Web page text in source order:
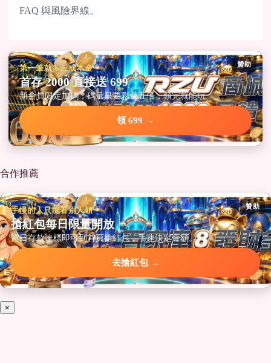
FAQ 與風險界線。
贊助
第一筆就多三成本金
首存 2000 直接送 699
新會員限定加碼，碼量只要彩金五倍，領完就能玩。
領 699 →
合作推薦
贊助
手慢的人只能看別人領
搶紅包每日限量開放
當日存款達標即可到首頁搶紅包，手速決定金額。
去搶紅包 →
×